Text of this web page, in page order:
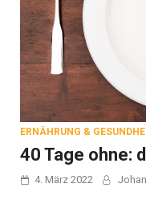
ERNÄHRUNG &
40 Tage ohne:
4. März 2022